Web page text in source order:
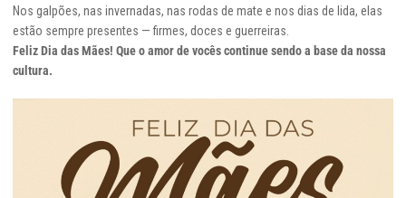
Nos galpões, nas invernadas, nas rodas de mate e nos dias de lida, elas
estão sempre presentes — firmes, doces e guerreiras.
Feliz Dia das Mães! Que o amor de vocês continue sendo a base da nossa
cultura.